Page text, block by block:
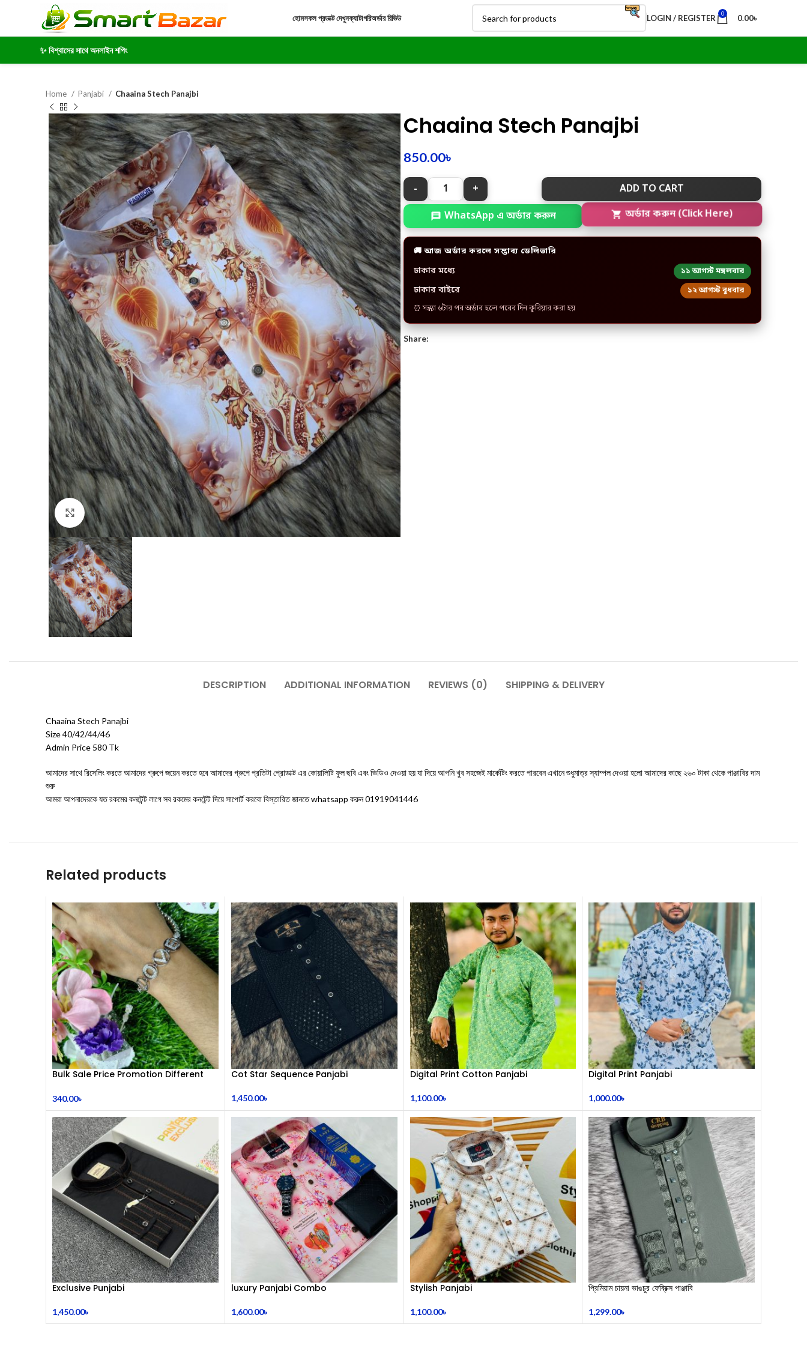
হোমসকল প্রডাক্ট দেখুনক্যাটাগরিঅর্ডার রিভিউ LOGIN / REGISTER 0 0.00৳
✨ বিশ্বাসের সাথে অনলাইন শপিং
Home Panjabi Chaaina Stech Panajbi
Click to enlarge
Chaaina Stech Panajbi
850.00৳
ADD TO CART
WhatsApp এ অর্ডার করুন অর্ডার করুন (Click Here)
🚚 আজ অর্ডার করলে সম্ভাব্য ডেলিভারি
ঢাকার মধ্যে ১১ আগস্ট মঙ্গলবার
ঢাকার বাইরে ১২ আগস্ট বুধবার
⏰ সন্ধ্যা ৬টার পর অর্ডার হলে পরের দিন কুরিয়ার করা হয়
Share:
DESCRIPTION ADDITIONAL INFORMATION REVIEWS (0) SHIPPING & DELIVERY
Chaaina Stech Panajbi
Size 40/42/44/46
Admin Price 580 Tk
আমাদের সাথে রিসেলিং করতে আমাদের গ্রুপে জয়েন করতে হবে আমাদের গ্রুপে প্রতিটা প্রোডাক্ট এর কোয়ালিটি ফুল ছবি এবং ভিডিও দেওয়া হয় যা দিয়ে আপনি খুব সহজেই মার্কেটিং করতে পারবেন এখানে শুধুমাত্র স্যাম্পল দেওয়া হলো আমাদের কাছে ২৬০ টাকা থেকে পাঞ্জাবির দাম
শুরু
আমরা আপনাদেরকে যত রকমের কনটেন্ট লাগে সব রকমের কনটেন্ট দিয়ে সাপোর্ট করবো বিস্তারিত জানতে whatsapp করুন 01919041446
Related products
Bulk Sale Price Promotion Different
Code : MS 9456
340.00৳
Cot Star Sequence Panjabi
1,450.00৳
Digital Print Cotton Panjabi
1,100.00৳
Digital Print Panjabi
1,000.00৳
Exclusive Punjabi
1,450.00৳
luxury Panjabi Combo
1,600.00৳
Stylish Panjabi
1,100.00৳
​প্রিমিয়াম চায়না ভাঙচুর ফেব্রিক্স পাঞ্জাবি
1,299.00৳